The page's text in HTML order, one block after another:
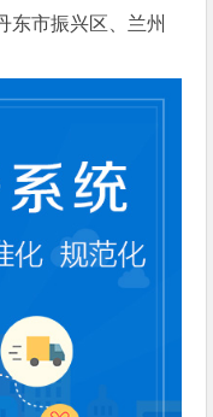
东市振兴区、兰州